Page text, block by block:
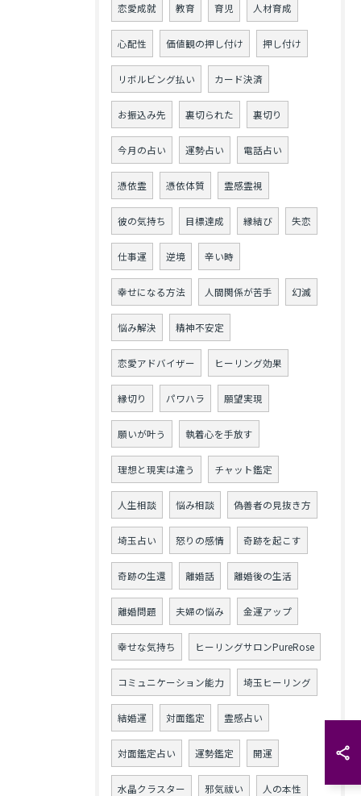
恋愛成就 教育 育児 人材育成
心配性 価値観の押し付け 押し付け
リボルビング払い カード決済
お振込み先 裏切られた 裏切り
今月の占い 運勢占い 電話占い
憑依霊 憑依体質 霊感霊視
彼の気持ち 目標達成 縁結び 失恋
仕事運 逆境 辛い時
幸せになる方法 人間関係が苦手 幻滅
悩み解決 精神不安定
恋愛アドバイザー ヒーリング効果
縁切り パワハラ 願望実現
願いが叶う 執着心を手放す
理想と現実は違う チャット鑑定
人生相談 悩み相談 偽善者の見抜き方
埼玉占い 怒りの感情 奇跡を起こす
奇跡の生還 離婚話 離婚後の生活
離婚問題 夫婦の悩み 金運アップ
幸せな気持ち ヒーリングサロンPureRose
コミュニケーション能力 埼玉ヒーリング
結婚運 対面鑑定 霊感占い
対面鑑定占い 運勢鑑定 開運
水晶クラスター 邪気祓い 人の本性